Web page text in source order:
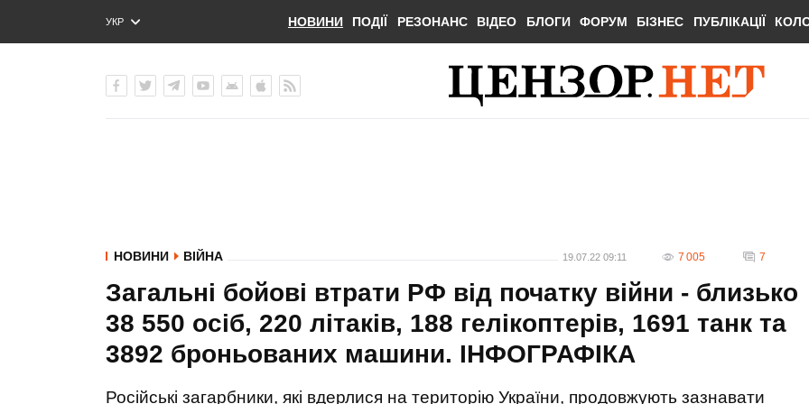
УКР
ENG
НОВИНИ ПОДІЇ РЕЗОНАНС ВІДЕО БЛОГИ ФОРУМ БІЗНЕС ПУБЛІКАЦІЇ
НОВИНИ ВІЙНА 19.07.22 09:11 7 005 7
Загальні бойові втрати РФ від початку війни - близько
38 550 осіб, 220 літаків, 188 гелікоптерів, 1691 танк та
3892 броньованих машини. ІНФОГРАФІКА
Російські загарбники, які вдерлися на територію України, продовжують зазнавати